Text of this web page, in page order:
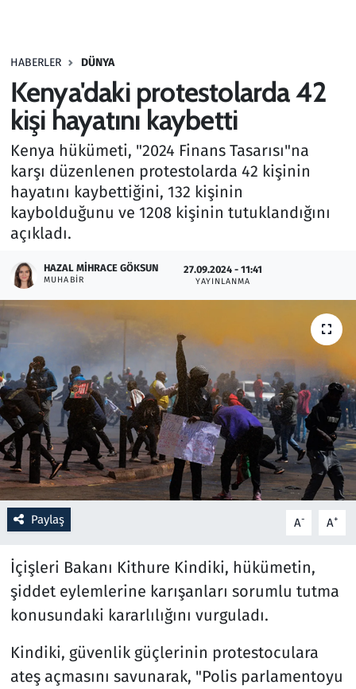
HABERLER DÜNYA
Kenya'daki protestolarda 42
kişi hayatını kaybetti
Kenya hükümeti, "2024 Finans Tasarısı"na
karşı düzenlenen protestolarda 42 kişinin
hayatını kaybettiğini, 132 kişinin
kaybolduğunu ve 1208 kişinin tutuklandığını
açıkladı.
HAZAL MIHRACE GÖKSUN
MUHABIR
27.09.2024 - 11:41
YAYINLANMA
Paylaş A- A+
İçişleri Bakanı Kithure Kindiki, hükümetin,
şiddet eylemlerine karışanları sorumlu tutma
konusundaki kararlılığını vurguladı.
Kindiki, güvenlik güçlerinin protestoculara
ateş açmasını savunarak, "Polis parlamentoyu
Haber
Kültür Sanat
Kurumsal Haberler
Lezzet Durağı
Memur ve Kamu
Otomobil
Oyun
Ramazan
Resmi İlanlar
Rüya Tabirleri
Sağlık
Savunma Sanayi
Spor
Televizyon